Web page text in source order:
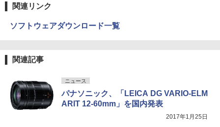
関連リンク
ソフトウェアダウンロード一覧
関連記事
ニュース
パナソニック、「LEICA DG VARIO-ELM
ARIT 12-60mm」を国内発表
2017年1月25日